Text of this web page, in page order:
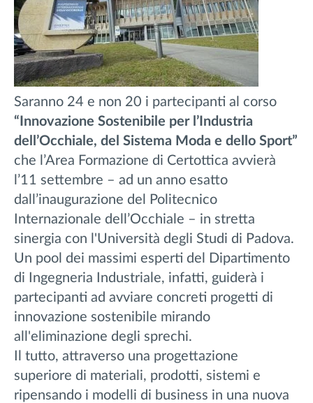
Saranno 24 e non 20 i partecipanti al corso
“Innovazione Sostenibile per l’Industria
dell’Occhiale, del Sistema Moda e dello Sport”
che l’Area Formazione di Certottica avvierà
l’11 settembre – ad un anno esatto
dall’inaugurazione del Politecnico
Internazionale dell’Occhiale – in stretta
sinergia con l'Università degli Studi di Padova.
Un pool dei massimi esperti del Dipartimento
di Ingegneria Industriale, infatti, guiderà i
partecipanti ad avviare concreti progetti di
innovazione sostenibile mirando
all'eliminazione degli sprechi.
Il tutto, attraverso una progettazione
superiore di materiali, prodotti, sistemi e
ripensando i modelli di business in una nuova